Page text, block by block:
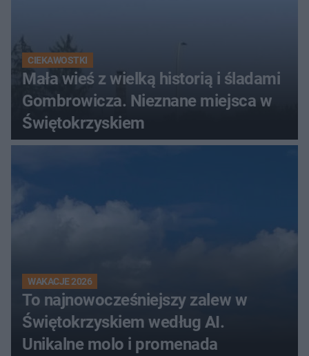
CIEKAWOSTKI
Mała wieś z wielką historią i śladami
Gombrowicza. Nieznane miejsca w
Świętokrzyskiem
WAKACJE 2026
To najnowocześniejszy zalew w
Świętokrzyskiem według AI.
Unikalne molo i promenada